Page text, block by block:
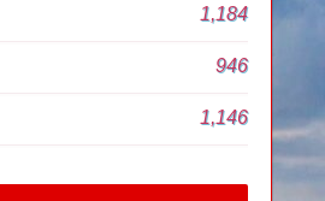
1,184
946
1,146